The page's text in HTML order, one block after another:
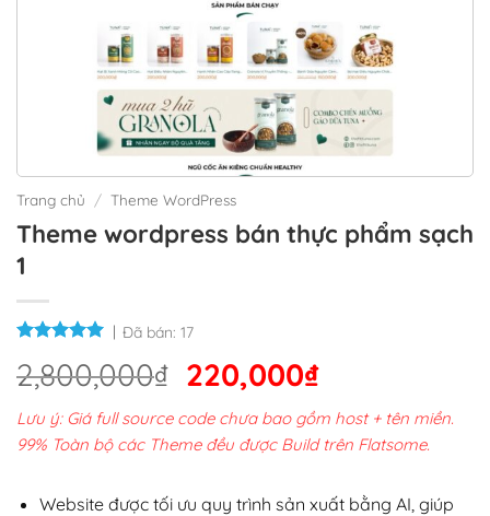
Trang chủ / Theme WordPress
Theme wordpress bán thực phẩm sạch
1
Đã bán: 17
2,800,000₫ Giá
gốc
là:
2,800,000₫.
220,000₫Giá
hiện
tại
220,000₫.
Lưu ý: Giá full source code chưa bao gồm host + tên miền.
99% Toàn bộ các Theme đều được Build trên Flatsome.
Website được tối ưu quy trình sản xuất bằng AI, giúp